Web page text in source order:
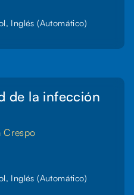
Inglés (Automático)
de la infección
Crespo
Inglés (Automático)